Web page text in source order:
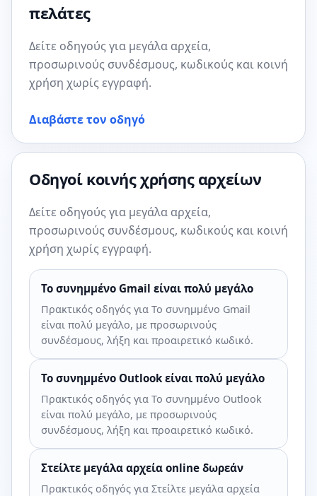
πελάτες
Δείτε οδηγούς για μεγάλα αρχεία,
προσωρινούς συνδέσμους, κωδικούς και κοινή
χρήση χωρίς εγγραφή.
Διαβάστε τον οδηγό
Οδηγοί κοινής χρήσης αρχείων
Δείτε οδηγούς για μεγάλα αρχεία,
προσωρινούς συνδέσμους, κωδικούς και κοινή
χρήση χωρίς εγγραφή.
Το συνημμένο Gmail είναι πολύ μεγάλο
Πρακτικός οδηγός για Το συνημμένο Gmail
είναι πολύ μεγάλο, με προσωρινούς
συνδέσμους, λήξη και προαιρετικό κωδικό.
Το συνημμένο Outlook είναι πολύ μεγάλο
Πρακτικός οδηγός για Το συνημμένο Outlook
είναι πολύ μεγάλο, με προσωρινούς
συνδέσμους, λήξη και προαιρετικό κωδικό.
Στείλτε μεγάλα αρχεία online δωρεάν
Πρακτικός οδηγός για Στείλτε μεγάλα αρχεία